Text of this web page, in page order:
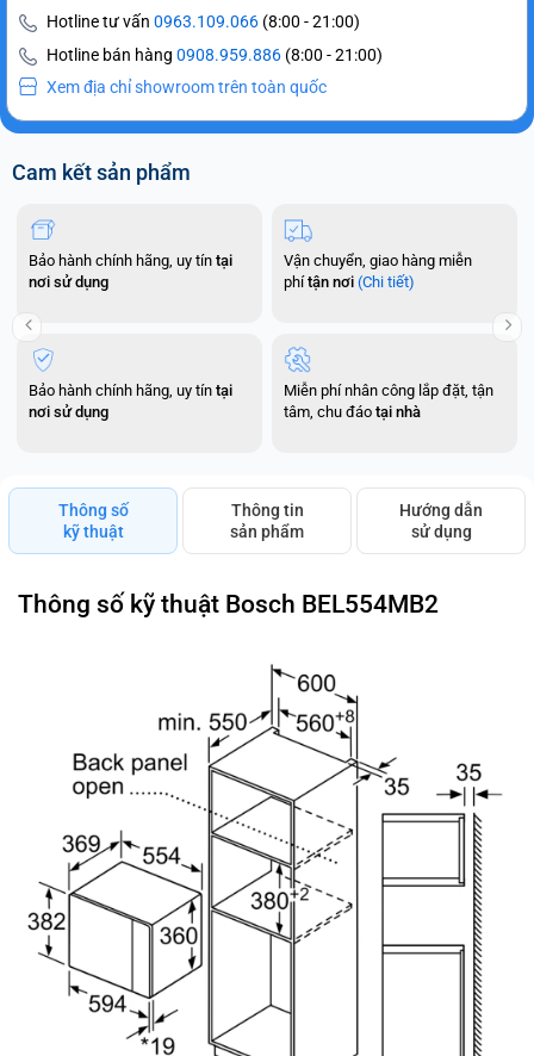
Hotline tư vấn 0963.109.066 (8:00 - 21:00)
Hotline bán hàng 0908.959.886 (8:00 - 21:00)
Xem địa chỉ showroom trên toàn quốc
Cam kết sản phẩm
Bảo hành chính hãng, uy tíntại
nơi sử dụng
Vận chuyển, giao hàng miễn
phítận nơi (Chi tiết)
Bảo hành chính hãng, uy tíntại
nơi sử dụng
Miễn phí nhân công lắp đặt, tận
tâm, chu đáotại nhà
Thông số
kỹ thuật
Thông tin
sản phẩm
Hướng dẫn
sử dụng
Thông số kỹ thuật Bosch BEL554MB2